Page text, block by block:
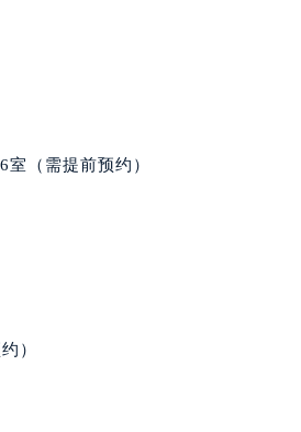
提前预约）
约）
约）
预约）
需提前预约）
预约）
（需提前预约）
）